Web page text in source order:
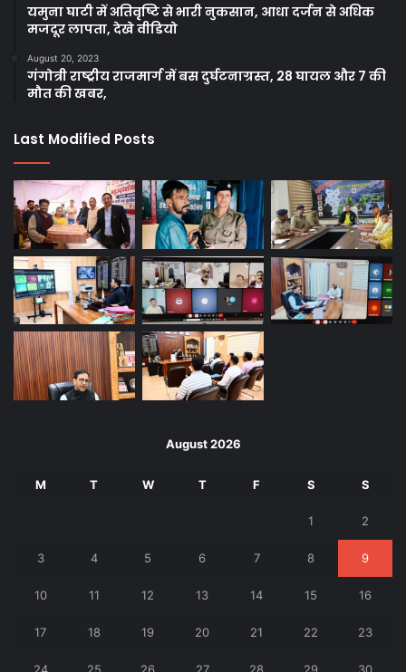
यमुना घाटी में अतिवृष्टि से भारी नुकसान, आधा दर्जन से अधिक
मजदूर लापता, देखे वीडियो
August 20, 2023
गंगोत्री राष्ट्रीय राजमार्ग में बस दुर्घटनाग्रस्त, 28 घायल और 7 की
मौत की खबर,
Last Modified Posts
August 2026
M T W T F S S
1 2
3 4 5 6 7 8 9
10 11 12 13 14 15 16
17 18 19 20 21 22 23
24 25 26 27 28 29 30